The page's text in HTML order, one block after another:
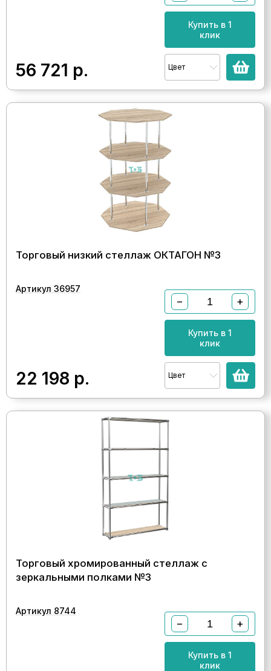
56 721 р.
Купить в 1
клик
Цвет
Торговый низкий стеллаж ОКТАГОН №3
Артикул 36957
22 198 р.
− +
Купить в 1
клик
Цвет
Торговый хромированный стеллаж с
зеркальными полками №3
Артикул 8744
− +
Купить в 1
клик